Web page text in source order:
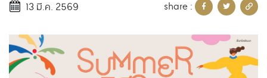
13 มี.ค. 2569 share :